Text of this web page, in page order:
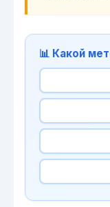
📊 Какой